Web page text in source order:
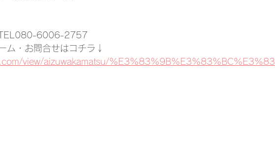
TEL080-6006-2757
ム・お問合せはコチラ↓
view/aizuwakamatsu/%E3%83%9B%E3%83%BC%E3%83